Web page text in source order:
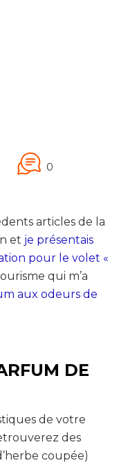
0
articles de la
et je présentais
pour le volet «
qui m’a
aux odeurs de
DE
de votre
des
coupée)